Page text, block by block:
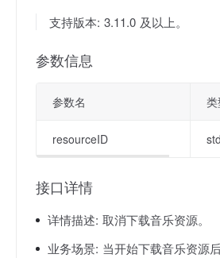
支持版本: 3.11.0 及以上。
参数信息
参数名 类
resourceID
接口详情
详情描述: 取消下载音乐资源。
业务场景: 当开始下载音乐资源